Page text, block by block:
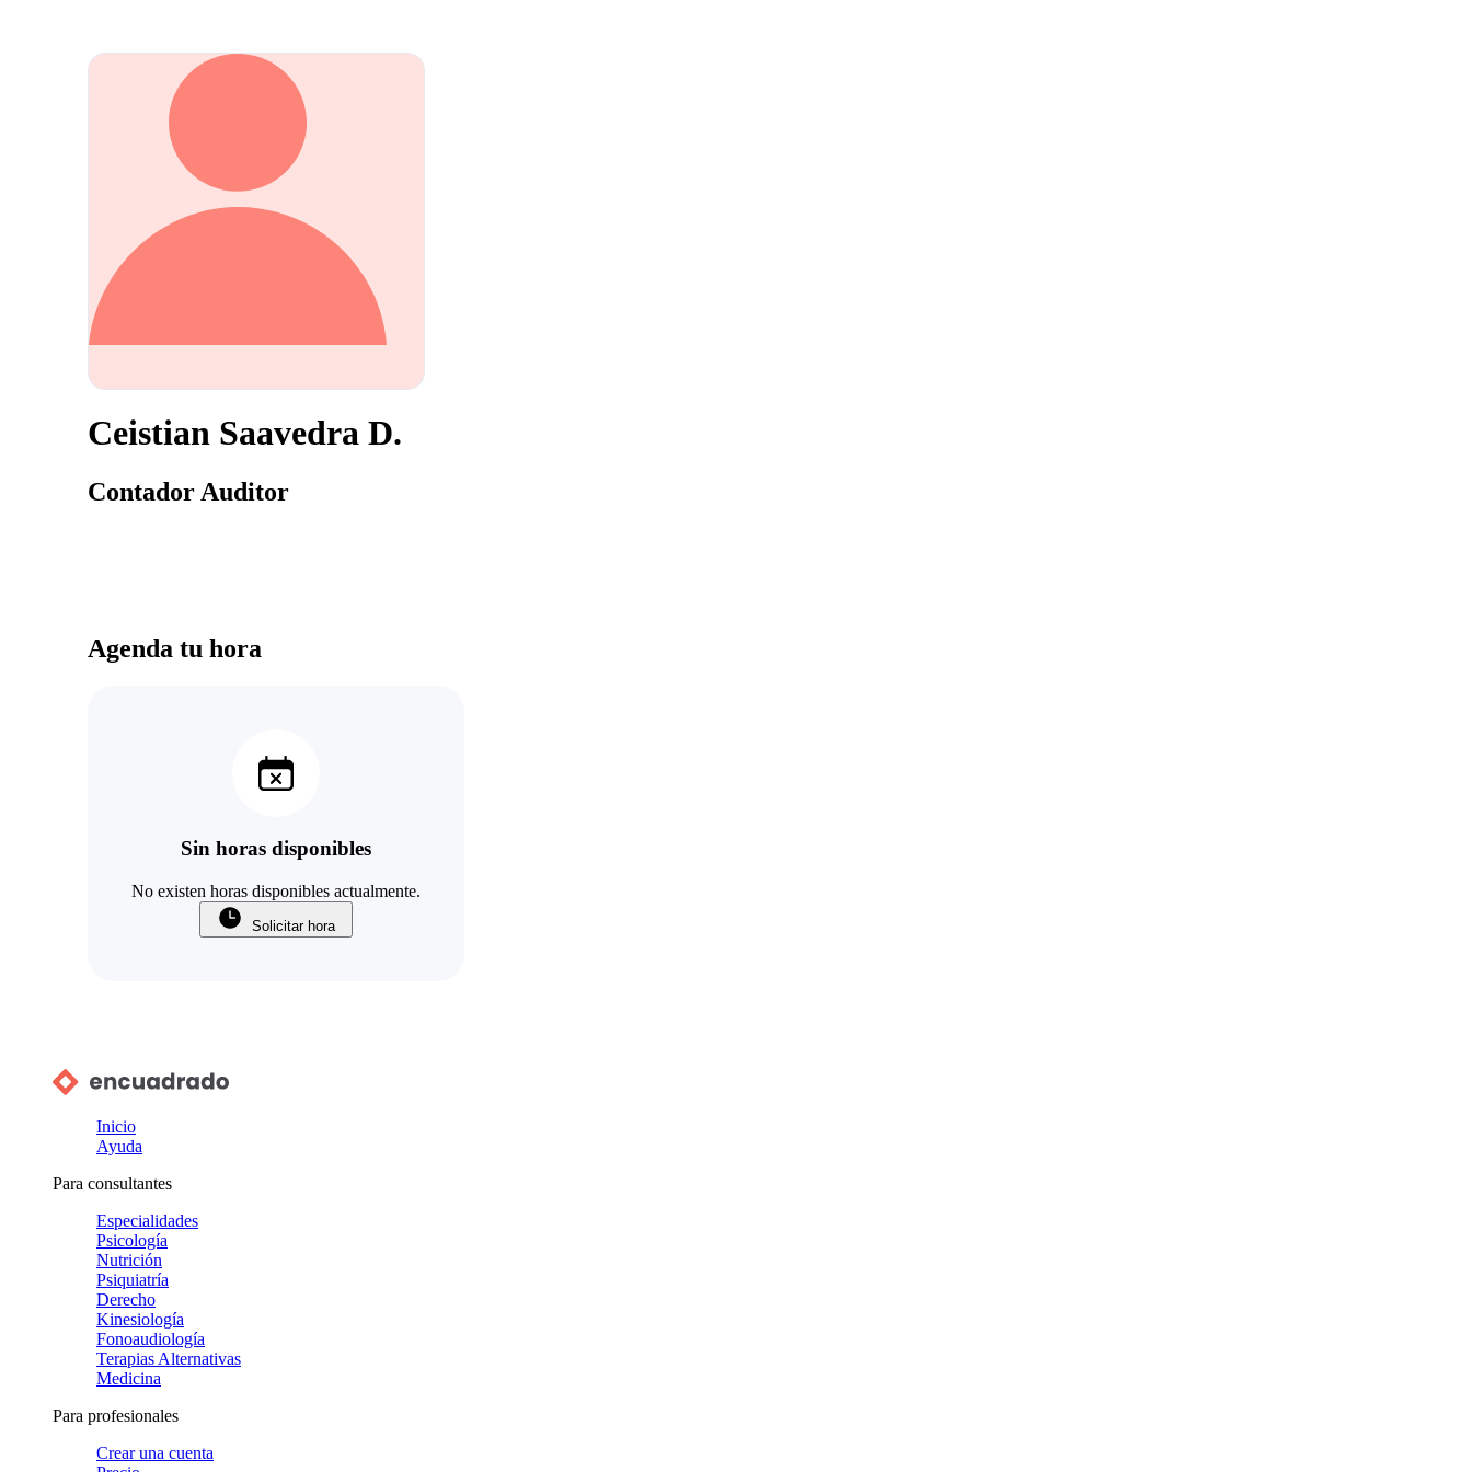
Ceistian Saavedra D.
Contador Auditor
Agenda tu hora
Sin horas disponibles
No existen horas disponibles actualmente.
Solicitar hora
Inicio
Ayuda
Para consultantes
Especialidades
Psicología
Nutrición
Psiquiatría
Derecho
Kinesiología
Fonoaudiología
Terapias Alternativas
Medicina
Para profesionales
Crear una cuenta